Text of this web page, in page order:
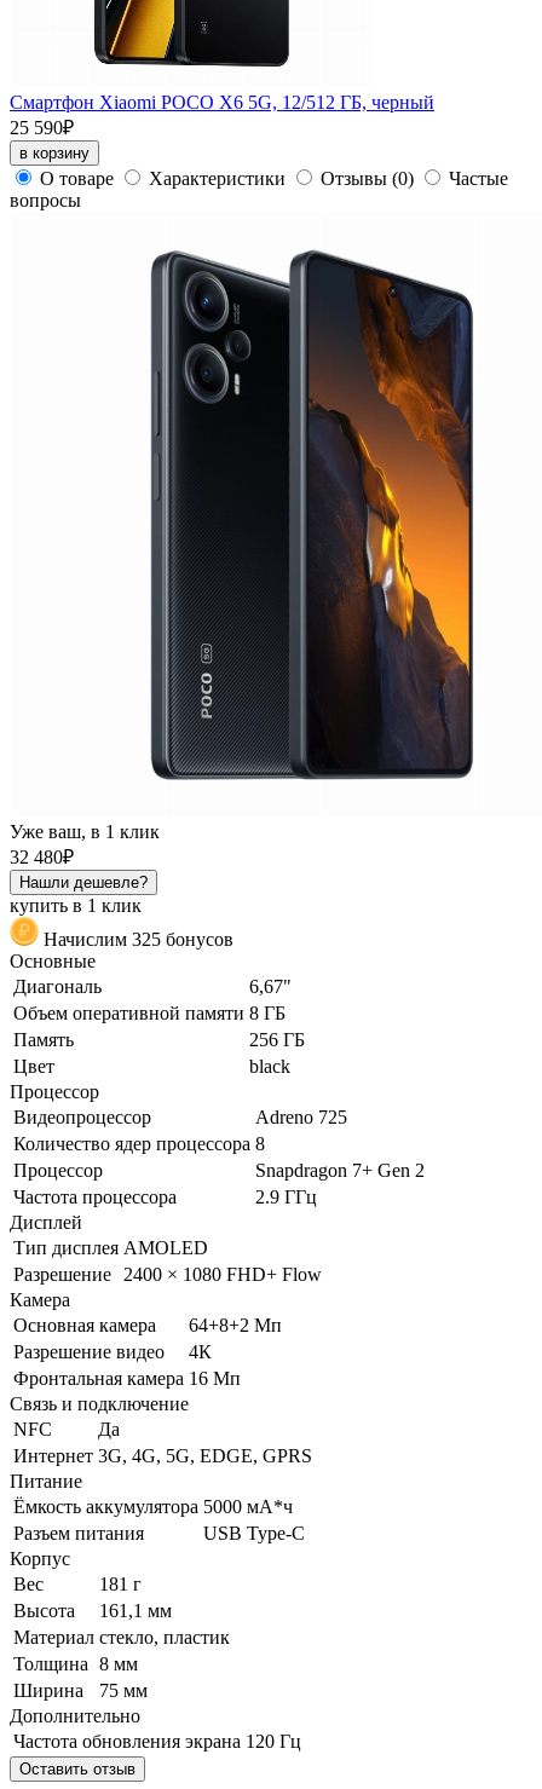
Смартфон Xiaomi POCO X6 5G, 12/512 ГБ, черный
25 590₽
в корзину
О товаре Характеристики Отзывы (0)
Частые
вопросы
Уже ваш, в 1 клик
32 480₽
Нашли дешевле?
купить в 1 клик
Начислим 325 бонусов
Основные
Диагональ
6,67"
Объем оперативной памяти 8 ГБ
Память
256 ГБ
Цвет
black
Процессор
Видеопроцессор
Adreno 725
Количество ядер процессора 8
Процессор
Snapdragon 7+ Gen 2
Частота процессора
2.9 ГГц
Дисплей
Тип дисплея AMOLED
Разрешение
2400 × 1080 FHD+ Flow
Камера
Основная камера
64+8+2 Мп
Разрешение видео
4К
Фронтальная камера 16 Мп
Связь и подключение
NFC
Да
Интернет 3G, 4G, 5G, EDGE, GPRS
Питание
Ёмкость аккумулятора 5000 мА*ч
Разъем питания
USB Type-C
Корпус
Вес
181 г
Высота
161,1 мм
Материал стекло, пластик
Толщина 8 мм
Ширина
75 мм
Дополнительно
Частота обновления экрана 120 Гц
Оставить отзыв